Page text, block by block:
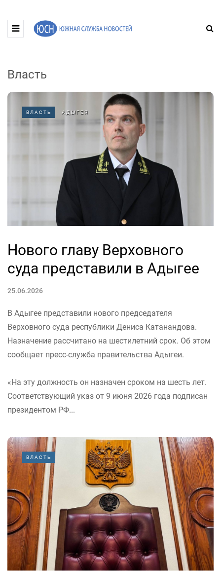
Власть
ВЛАСТЬ АДЫГЕЯ
Нового главу Верховного
суда представили в Адыгее
25.06.2026
В Адыгее представили нового председателя
Верховного суда республики Дениса Катанандова.
Назначение рассчитано на шестилетний срок. Об этом
сообщает пресс-служба правительства Адыгеи.
«На эту должность он назначен сроком на шесть лет.
Соответствующий указ от 9 июня 2026 года подписан
президентом РФ...
ВЛАСТЬ